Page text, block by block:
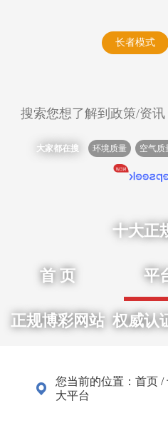
长者模式
大家都在搜 环境质量 空气质
首 页
十大正
平
正规博彩网站 权威认
您当前的位置：首页 /
大平台